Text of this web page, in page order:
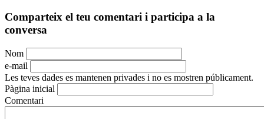
Comparteix el teu comentari i participa a la
conversa
Nom
e-mail
Les teves dades es mantenen privades i no es mostren públicament.
Pàgina inicial
Comentari